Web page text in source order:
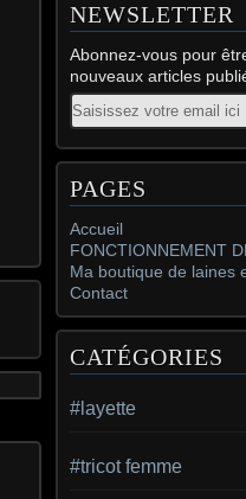
NEWSLETTER
Abonnez-vous pour
nouveaux articles
Email
PAGES
Accueil
FONCTIONNEMENT
Ma boutique de laines
Contact
CATÉGORIES
#layette
#tricot femme